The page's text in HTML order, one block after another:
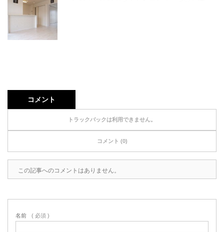
コメント
トラックバックは利用できません。
コメント (0)
この記事へのコメントはありません。
名前 ( 必須 )